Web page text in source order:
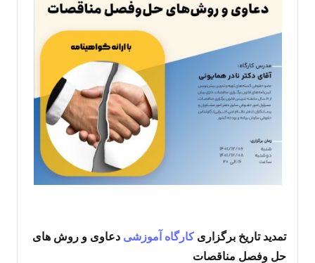
تمدید تاریخ برگزاریکارگاه آموزشی دعاوی و روش های
حل وفصل مناقصات